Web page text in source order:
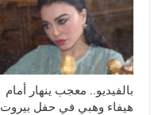
بالفيديو.. معجب ينهار أمام
هيفاء وهبي في حفل بيروت